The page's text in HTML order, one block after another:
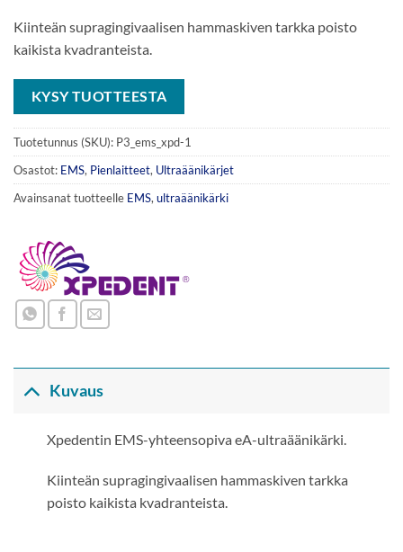
Kiinteän supragingivaalisen hammaskiven tarkka poisto
kaikista kvadranteista.
KYSY TUOTTEESTA
Tuotetunnus (SKU): P3_ems_xpd-1
Osastot: EMS, Pienlaitteet, Ultraäänikärjet
Avainsanat tuotteelle EMS,ultraäänikärki
Kuvaus
Xpedentin EMS-yhteensopiva eA-ultraäänikärki.
Kiinteän supragingivaalisen hammaskiven tarkka
poisto kaikista kvadranteista.